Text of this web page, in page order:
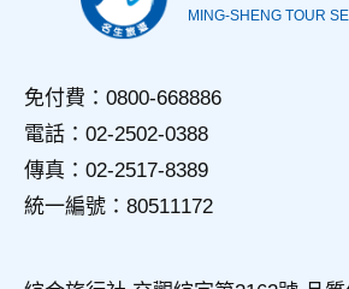
三、資料之保護
備及必要的安全防護措施，加以保護網站
嚴格的保護措施，只由經過授權的人員才
料，相關處理人員皆簽有保密合約，如有
會受到相關的法律處分。
如因業務需要有必要委託其他單位提供服
格要求其遵守保密義務，並且採取必要檢
四、網站對外的相關連結
MING-SHENG TOUR
免付費：0800-668886
電話：02-2502-0388
傳真：02-2517-8389
統一編號：80511172